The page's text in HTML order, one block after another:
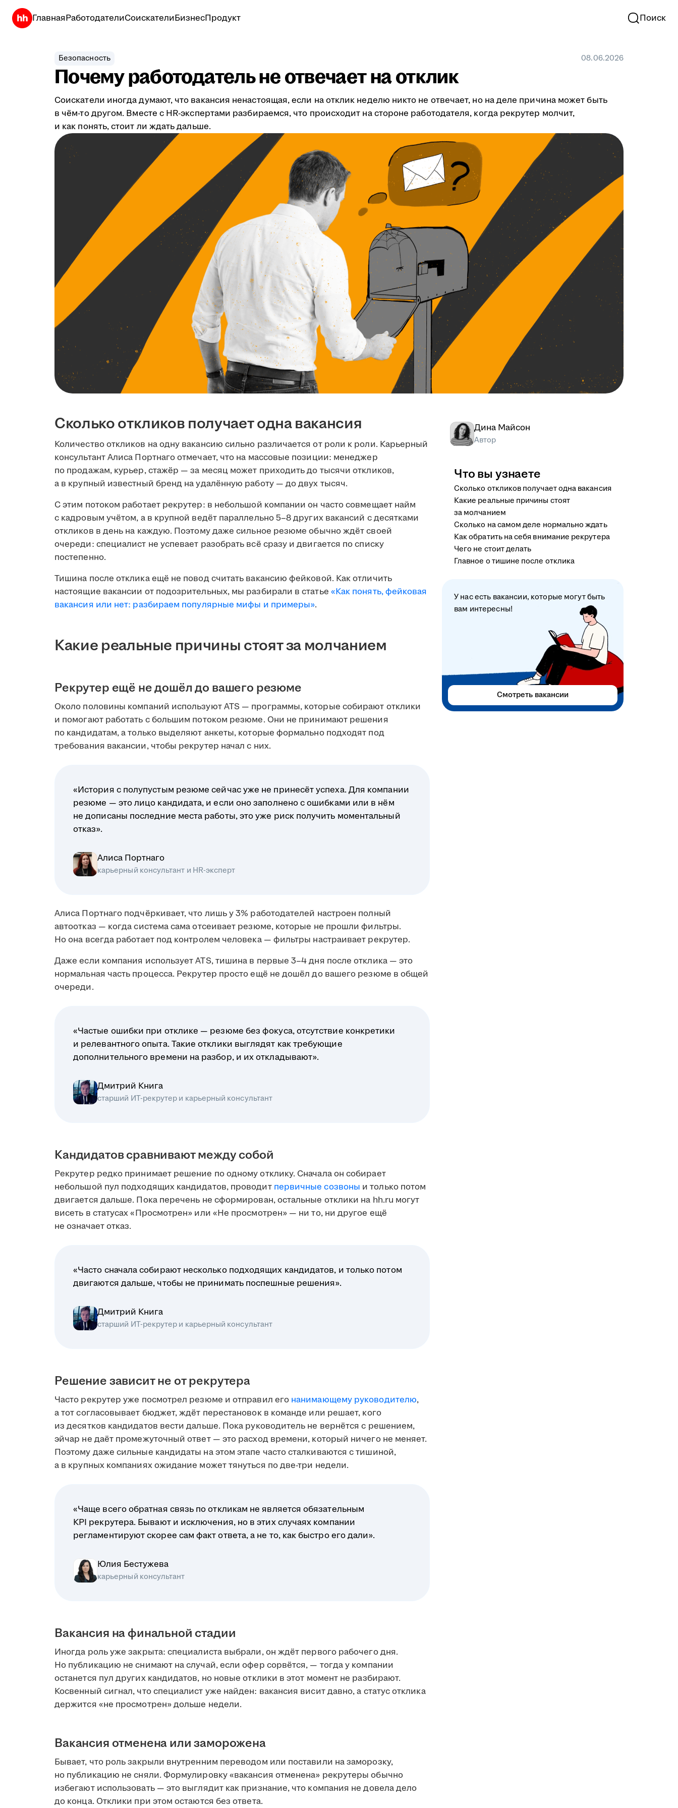
ГлавнаяРаботодателиСоискателиБизнесПродукт Поиск
Безопасность 08.06.2026
Почему работодатель не отвечает на отклик
Соискатели иногда думают, что вакансия ненастоящая, если на отклик неделю никто не отвечает, но на деле причина может быть
в чём-то другом. Вместе с HR-экспертами разбираемся, что происходит на стороне работодателя, когда рекрутер молчит,
и как понять, стоит ли ждать дальше.
Сколько откликов получает одна вакансия
Количество откликов на одну вакансию сильно различается от роли к роли. Карьерный
консультант Алиса Портнаго отмечает, что на массовые позиции: менеджер
по продажам, курьер, стажёр — за месяц может приходить до тысячи откликов,
а в крупный известный бренд на удалённую работу — до двух тысяч.
С этим потоком работает рекрутер: в небольшой компании он часто совмещает найм
с кадровым учётом, а в крупной ведёт параллельно 5–8 других вакансий с десятками
откликов в день на каждую. Поэтому даже сильное резюме обычно ждёт своей
очереди: специалист не успевает разобрать всё сразу и двигается по списку
постепенно.
Тишина после отклика ещё не повод считать вакансию фейковой. Как отличить
настоящие вакансии от подозрительных, мы разбирали в статье «Как понять, фейковая
вакансия или нет: разбираем популярные мифы и примеры».
Какие реальные причины стоят за молчанием
Рекрутер ещё не дошёл до вашего резюме
Около половины компаний используют ATS — программы, которые собирают отклики
и помогают работать с большим потоком резюме. Они не принимают решения
по кандидатам, а только выделяют анкеты, которые формально подходят под
требования вакансии, чтобы рекрутер начал с них.
«История с полупустым резюме сейчас уже не принесёт успеха. Для компании
резюме — это лицо кандидата, и если оно заполнено с ошибками или в нём
не дописаны последние места работы, это уже риск получить моментальный
отказ».
Алиса Портнаго
карьерный консультант и HR-эксперт
Алиса Портнаго подчёркивает, что лишь у 3% работодателей настроен полный
автоотказ — когда система сама отсеивает резюме, которые не прошли фильтры.
Но она всегда работает под контролем человека — фильтры настраивает рекрутер.
Даже если компания использует ATS, тишина в первые 3–4 дня после отклика — это
нормальная часть процесса. Рекрутер просто ещё не дошёл до вашего резюме в общей
очереди.
«Частые ошибки при отклике — резюме без фокуса, отсутствие конкретики
и релевантного опыта. Такие отклики выглядят как требующие
дополнительного времени на разбор, и их откладывают».
Дмитрий Книга
старший ИТ-рекрутер и карьерный консультант
Кандидатов сравнивают между собой
Рекрутер редко принимает решение по одному отклику. Сначала он собирает
небольшой пул подходящих кандидатов, проводит первичные созвоны и только потом
двигается дальше. Пока перечень не сформирован, остальные отклики на hh.ru могут
висеть в статусах «Просмотрен» или «Не просмотрен» — ни то, ни другое ещё
не означает отказ.
«Часто сначала собирают несколько подходящих кандидатов, и только потом
двигаются дальше, чтобы не принимать поспешные решения».
Дмитрий Книга
старший ИТ-рекрутер и карьерный консультант
Решение зависит не от рекрутера
Часто рекрутер уже посмотрел резюме и отправил его нанимающему руководителю,
а тот согласовывает бюджет, ждёт перестановок в команде или решает, кого
из десятков кандидатов вести дальше. Пока руководитель не вернётся с решением,
эйчар не даёт промежуточный ответ — это расход времени, который ничего не меняет.
Поэтому даже сильные кандидаты на этом этапе часто сталкиваются с тишиной,
а в крупных компаниях ожидание может тянуться по две-три недели.
«Чаще всего обратная связь по откликам не является обязательным
KPI рекрутера. Бывают и исключения, но в этих случаях компании
регламентируют скорее сам факт ответа, а не то, как быстро его дали».
Юлия Бестужева
карьерный консультант
Вакансия на финальной стадии
Иногда роль уже закрыта: специалиста выбрали, он ждёт первого рабочего дня.
Но публикацию не снимают на случай, если офер сорвётся, — тогда у компании
останется пул других кандидатов, но новые отклики в этот момент не разбирают.
Косвенный сигнал, что специалист уже найден: вакансия висит давно, а статус отклика
держится «не просмотрен» дольше недели.
Вакансия отменена или заморожена
Бывает, что роль закрыли внутренним переводом или поставили на заморозку,
но публикацию не сняли. Формулировку «вакансия отменена» рекрутеры обычно
избегают использовать — это выглядит как признание, что компания не довела дело
до конца. Отклики при этом остаются без ответа.
Дина Майсон
Автор
Что вы узнаете
Сколько откликов получает одна вакансия
Какие реальные причины стоят
за молчанием
Сколько на самом деле нормально ждать
Как обратить на себя внимание рекрутера
Чего не стоит делать
Главное о тишине после отклика
У нас есть вакансии, которые могут быть
вам интересны!
Смотреть вакансии